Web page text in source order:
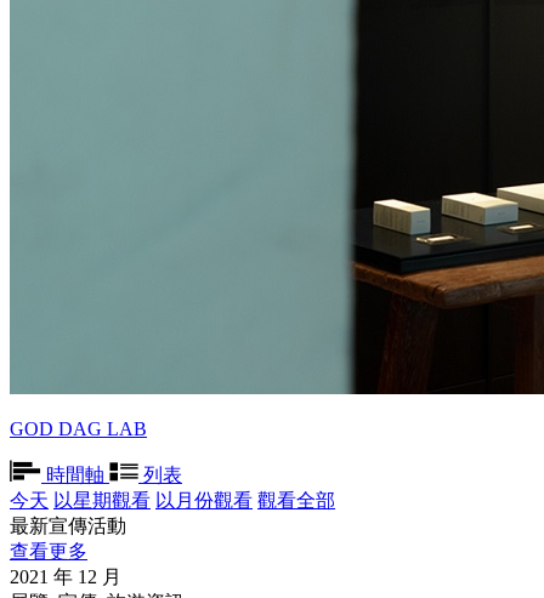
GOD DAG LAB
時間軸
列表
今天 以星期觀看 以月份觀看 觀看全部
最新宣傳活動
查看更多
2021 年 12 月